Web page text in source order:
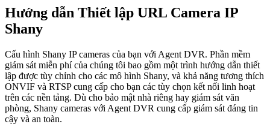
Hướng dẫn Thiết lập URL Camera IP
Shany
Cấu hình Shany IP cameras của bạn với Agent DVR. Phần mềm
giám sát miễn phí của chúng tôi bao gồm một trình hướng dẫn thiết
lập được tùy chỉnh cho các mô hình Shany, và khả năng tương thích
ONVIF và RTSP cung cấp cho bạn các tùy chọn kết nối linh hoạt
trên các nền tảng. Dù cho bảo mật nhà riêng hay giám sát văn
phòng, Shany cameras với Agent DVR cung cấp giám sát đáng tin
cậy và an toàn.